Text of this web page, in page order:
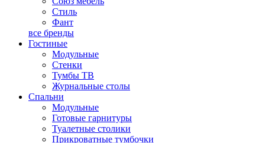
Стиль
Фант
все бренды
Гостиные
Модульные
Стенки
Тумбы ТВ
Журнальные столы
Спальни
Модульные
Готовые гарнитуры
Туалетные столики
Прикроватные тумбочки